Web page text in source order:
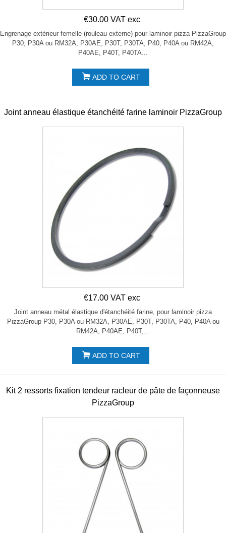
€30.00 VAT exc
Engrenage extérieur femelle (rouleau externe) pour laminoir pizza PizzaGroup
P30, P30A ou RM32A, P30AE, P30T, P30TA, P40, P40A ou RM42A,
P40AE, P40T, P40TA...
ADD TO CART
Joint anneau élastique étanchéité farine laminoir PizzaGroup
€17.00 VAT exc
Joint anneau métal élastique d'étanchéité farine, pour laminoir pizza
PizzaGroup P30, P30A ou RM32A, P30AE, P30T, P30TA, P40, P40A ou
RM42A, P40AE, P40T,...
ADD TO CART
Kit 2 ressorts fixation tendeur racleur de pâte de façonneuse
PizzaGroup